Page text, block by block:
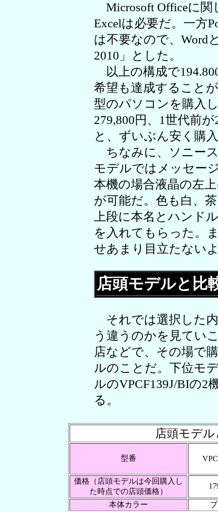
Microsoft Officeに関
Excelは必要だ。一方
は不要なので、Word
2010」とした。
以上の構成で
希望も達成すること
型のパソコンを購入
279,800円、1世代前
と、ずいぶん安く購
ちなみに、ソニー
モデルではメッセー
本機の場合液晶の左
が可能だ。色も白、
上段に本名とハンド
を入れてもらった。
せあまり目立たない
店頭モデルと比
それでは選択した
う違うのかを見てい
店などで、その場で
ルのことだ。下位モ
ルのVPCF139J/BIの2
る。
店頭モデ
型番
価格（店頭モデルは今回購入し
た時点での店頭価格）
本体カラー